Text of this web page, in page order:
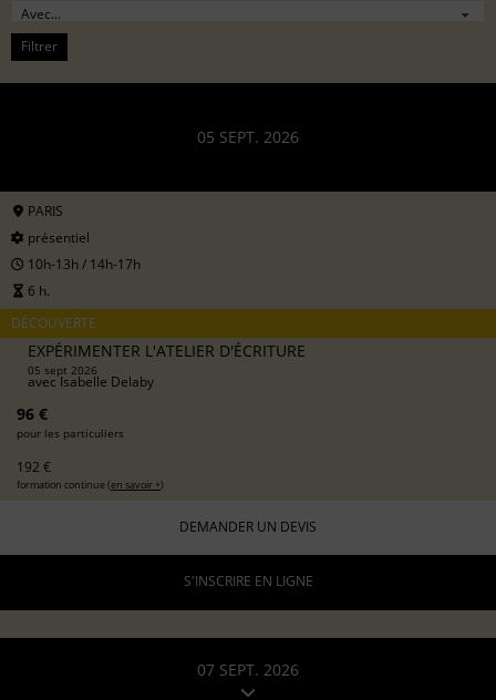
Filtrer
05 SEPT. 2026
PARIS
présentiel
10h-13h / 14h-17h
6 h.
DÉCOUVERTE
EXPÉRIMENTER L'ATELIER D'ÉCRITURE
05 sept 2026
avecIsabelle Delaby
96 €
pour les particuliers
192 €
formation continue (en savoir +)
DEMANDER UN DEVIS
S'INSCRIRE EN LIGNE
07 SEPT. 2026